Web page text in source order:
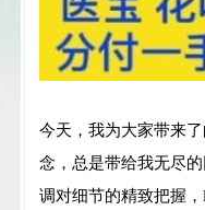
今天，我为大家带来
念，总是带给我无尽
调对细节的精致把握